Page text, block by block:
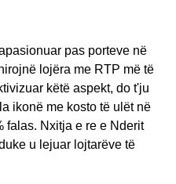
pas porteve në
lojëra me RTP më të
këtë aspekt, do t'ju
ikonë me kosto të ulët në
falas. Nxitja e re e Nderit
u lejuar lojtarëve të